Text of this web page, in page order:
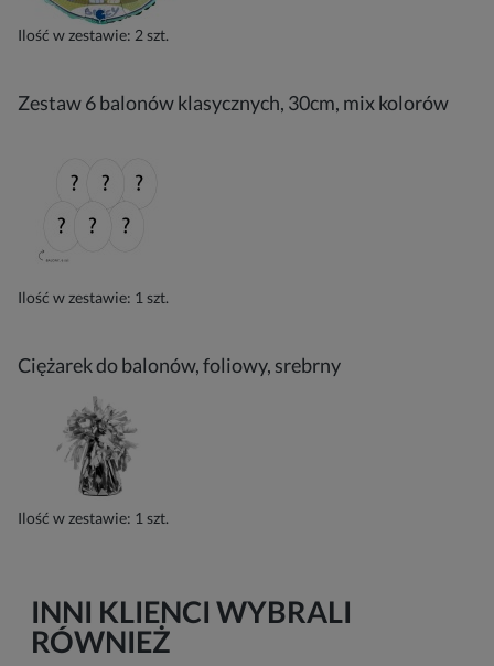
Ilość w zestawie: 2 szt.
Zestaw 6 balonów klasycznych, 30cm, mix kolorów
Ilość w zestawie: 1 szt.
Ciężarek do balonów, foliowy, srebrny
Ilość w zestawie: 1 szt.
INNI KLIENCI WYBRALI
RÓWNIEŻ